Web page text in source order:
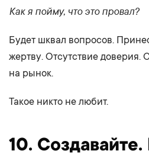
Как я пойму, что это провал?
Будет шквал вопросов.
жертву. Отсутствие доверия.
на рынок.
Такое никто не любит.
10.